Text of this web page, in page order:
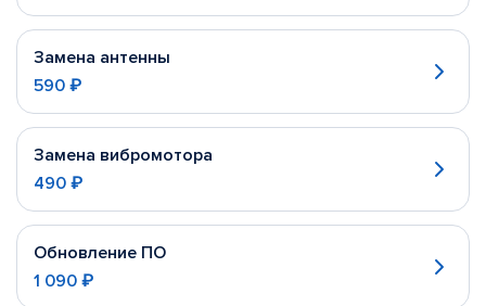
Замена антенны
590 ₽
Замена вибромотора
490 ₽
Обновление ПО
1 090 ₽